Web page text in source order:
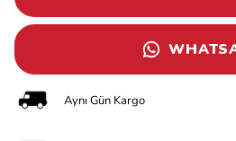
Aynı Gün Kargo